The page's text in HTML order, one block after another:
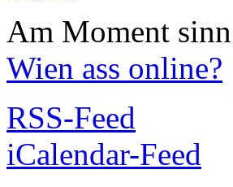
Am Moment
Wien ass online?
RSS-Feed
iCalendar-Feed